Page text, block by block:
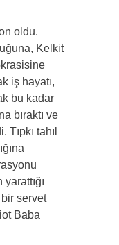
oldu.
Kelkit
iş hayatı,
bu kadar
bıraktı ve
tahıl
bir servet
Baba